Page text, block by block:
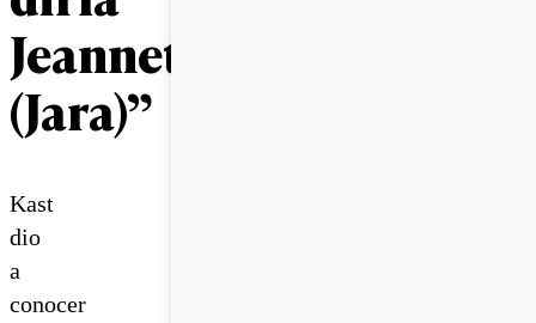
Jeannette
(Jara)”
Kast
dio
a
conocer